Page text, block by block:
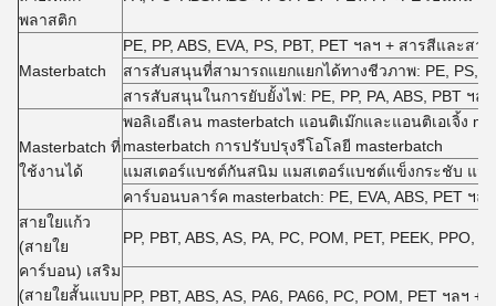
พลาสติก
Masterbatch
PE, PP, ABS, EVA, PS, PBT, PET ฯลฯ + สารสีและสา
สารสับสนุนที่สามารถแยกแยกได้ทางชีวภาพ: PE, PS,
สารสับสนุนในการยับยั้งไฟ: PE, PP, PA, ABS, PBT ฯ
Masterbatch ที่
ใช้งานได้
พอลิเอธีเลน masterbatch แอนติเม๊กและแอนติเอเจิ้ง
masterbatch การปรับปรุงรีโอโลยี masterbatch
แมสเตอร์แบชต์กันสนิม แมสเตอร์แบชต์แข็งกระชับ แ
คาร์บอนบลาร์ค masterbatch: PE, EVA, ABS, PET ฯ
สายใยแก้ว
(สายใย
คาร์บอน) เสริม
(สายใยสั้นแบบ
PP, PBT, ABS, AS, PA, PC, POM, PET, PEEK,
PP, PBT, ABS, AS, PA6, PA66, PC, POM, PET ฯลฯ